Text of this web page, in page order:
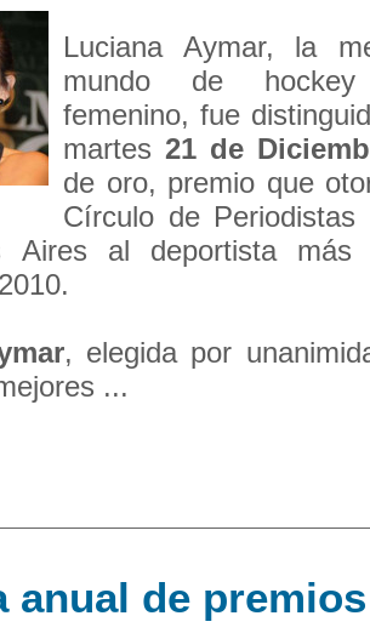
Luciana Aymar, la
mundo de
femenino, fue
martes 21 de
de oro, premio que
Círculo de Periodistas
Aires al deportista más
, elegida por
...
anual de premios